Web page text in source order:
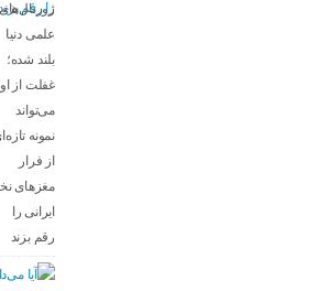
علمی دنیا
بلند شده؛
غفلت از او
می‌تواند
نمونه
از فرار
مغزهای
ایرانی را
رقم بزند